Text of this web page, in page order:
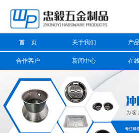
首 页 关于我们 产
合作客户 新闻中心 在